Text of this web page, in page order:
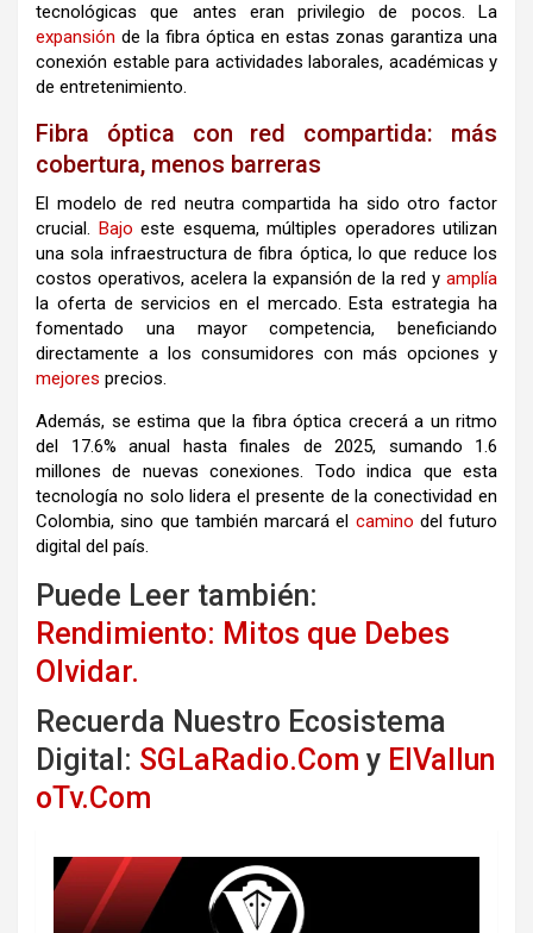
tecnológicas que antes eran privilegio de pocos. La
expansión de la fibra óptica en estas zonas garantiza una
conexión estable para actividades laborales, académicas y
de entretenimiento.
Fibra óptica con red compartida: más
cobertura, menos barreras
El modelo de red neutra compartida ha sido otro factor
crucial. Bajo este esquema, múltiples operadores utilizan
una sola infraestructura de fibra óptica, lo que reduce los
costos operativos, acelera la expansión de la red y amplía
la oferta de servicios en el mercado. Esta estrategia ha
fomentado una mayor competencia, beneficiando
directamente a los consumidores con más opciones y
mejores precios.
Además, se estima que la fibra óptica crecerá a un ritmo
del 17.6% anual hasta finales de 2025, sumando 1.6
millones de nuevas conexiones. Todo indica que esta
tecnología no solo lidera el presente de la conectividad en
Colombia, sino que también marcará el camino del futuro
digital del país.
Puede Leer también:
Rendimiento: Mitos que Debes
Olvidar.
Recuerda Nuestro Ecosistema
Digital: SGLaRadio.Com y ElVallun
oTv.Com